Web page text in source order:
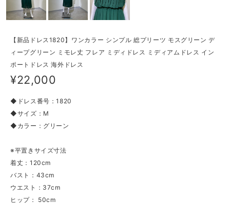
【新品ドレス1820】ワンカラー シンプル 総プリーツ モスグリーン デ
ィープグリーン ミモレ丈 フレア ミディドレス ミディアムドレス イン
ポートドレス 海外ドレス
¥22,000
◆ドレス番号：1820
◆サイズ：M
◆カラー：グリーン
※平置きサイズ寸法
着丈：120cm
バスト：43cm
ウエスト：37cm
ヒップ： 50cm